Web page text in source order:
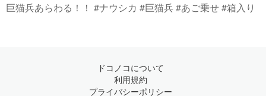
巨猫兵あらわる！！ #ナウシカ #巨猫兵 #あご乗せ #箱入り
ドコノコについて
利用規約
プライバシーポリシー